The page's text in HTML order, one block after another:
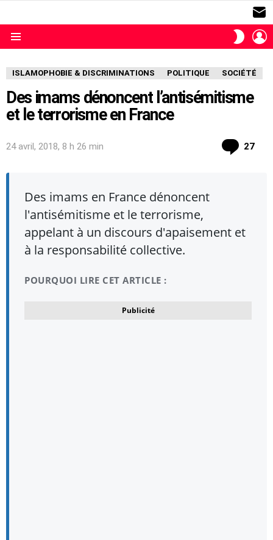
SKIN
ISLAMOPHOBIE & DISCRIMINATIONS POLITIQUE SOCIÉTÉ
Des imams dénoncent l’antisémitisme
et le terrorisme en France
24 avril, 2018, 8 h 26 min 27
Des imams en France dénoncent
l'antisémitisme et le terrorisme,
appelant à un discours d'apaisement et
à la responsabilité collective.
POURQUOI LIRE CET ARTICLE :
Publicité